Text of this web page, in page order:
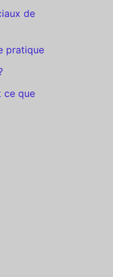
de
pratique
ce que